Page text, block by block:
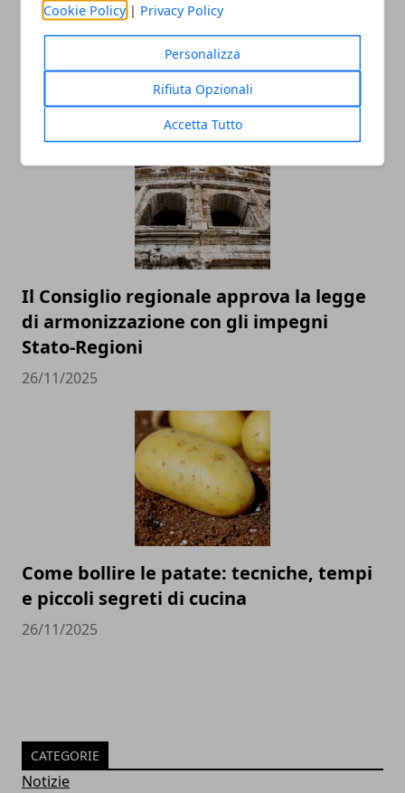
Cookie Policy | Privacy Policy
Personalizza
Rifiuta Opzionali
Accetta Tutto
I romani abbandonano il Centro storico:
la nuova indagine di Confcommercio
fotografa il cambiamento
26/11/2025
Il Consiglio regionale approva la legge
di armonizzazione con gli impegni
Stato-Regioni
26/11/2025
Come bollire le patate: tecniche, tempi
e piccoli segreti di cucina
26/11/2025
CATEGORIE
Notizie